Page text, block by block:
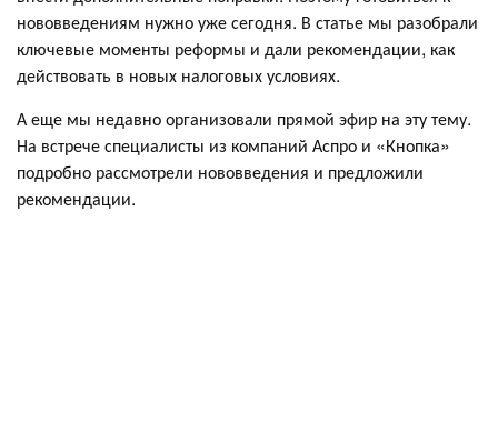
нововведениям нужно уже сегодня. В статье мы разобрали
ключевые моменты реформы и дали рекомендации, как
действовать в новых налоговых условиях.
А еще мы недавно организовали прямой эфир на эту тему.
На встрече специалисты из компаний Аспро и «Кнопка»
подробно рассмотрели нововведения и предложили
рекомендации.